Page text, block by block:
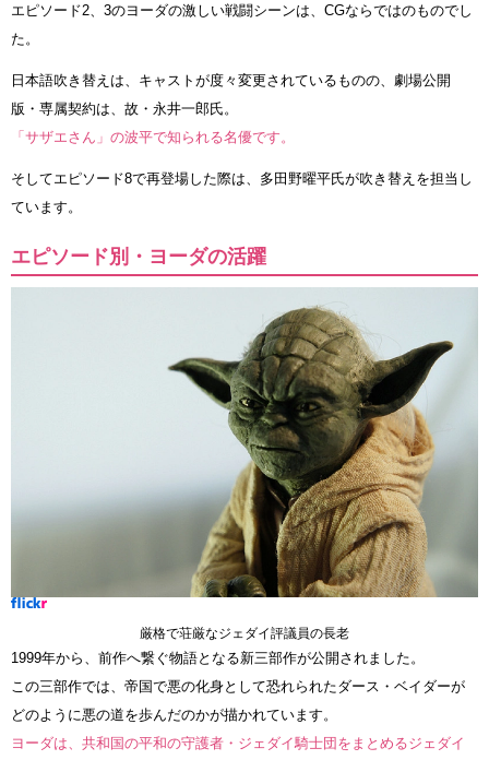
エピソード2、3のヨーダの激しい戦闘シーンは、CGならではのものでし
た。
日本語吹き替えは、キャストが度々変更されているものの、劇場公開
版・専属契約は、故・永井一郎氏。
「サザエさん」の波平で知られる名優です。
そしてエピソード8で再登場した際は、多田野曜平氏が吹き替えを担当し
ています。
エピソード別・ヨーダの活躍
厳格で荘厳なジェダイ評議員の長老
1999年から、前作へ繋ぐ物語となる新三部作が公開されました。
この三部作では、帝国で悪の化身として恐れられたダース・ベイダーが
どのように悪の道を歩んだのかが描かれています。
ヨーダは、共和国の平和の守護者・ジェダイ騎士団をまとめるジェダイ